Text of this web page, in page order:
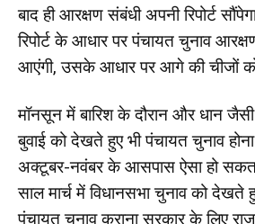
बाद ही आरक्षण संबंधी अपनी रिपोर्ट
रिपोर्ट के आधार पर पंचायत चुनाव
आएंगी, उसके आधार पर आगे की चीजों
मॉनसून में बारिश के दौरान और धान
बुवाई को देखते हुए भी पंचायत चुनाव
अक्टूबर-नवंबर के आसपास ऐसा हो
साल मार्च में विधानसभा चुनाव को देखते
पंचायत चुनाव कराना सरकार के लिए